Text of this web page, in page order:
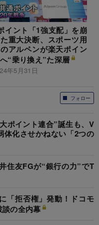
イント「1強支配」を崩
重大決断、スポーツ用
アルペンが楽天ポイン
へ“乗り換え”た深層
年5月31日
フォロー
ポイント連合”誕生も、V
体化させかねない「2つの
住友FGが“銀行の力”でT
「拒否権」発動！ドコモ
の全内幕